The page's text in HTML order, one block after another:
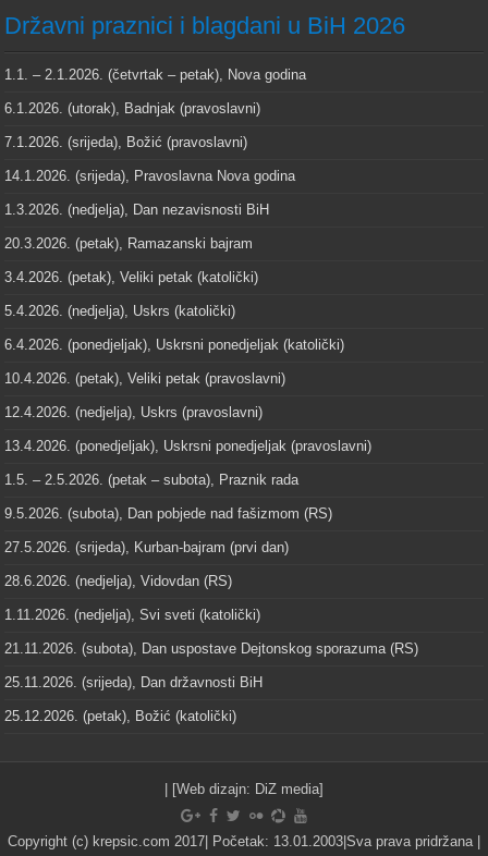
Državni praznici i blagdani u BiH 2026
1.1. – 2.1.2026. (četvrtak – petak), Nova godina
6.1.2026. (utorak), Badnjak (pravoslavni)
7.1.2026. (srijeda), Božić (pravoslavni)
14.1.2026. (srijeda), Pravoslavna Nova godina
1.3.2026. (nedjelja), Dan nezavisnosti BiH
20.3.2026. (petak), Ramazanski bajram
3.4.2026. (petak), Veliki petak (katolički)
5.4.2026. (nedjelja), Uskrs (katolički)
6.4.2026. (ponedjeljak), Uskrsni ponedjeljak (katolički)
10.4.2026. (petak), Veliki petak (pravoslavni)
12.4.2026. (nedjelja), Uskrs (pravoslavni)
13.4.2026. (ponedjeljak), Uskrsni ponedjeljak (pravoslavni)
1.5. – 2.5.2026. (petak – subota), Praznik rada
9.5.2026. (subota), Dan pobjede nad fašizmom (RS)
27.5.2026. (srijeda), Kurban-bajram (prvi dan)
28.6.2026. (nedjelja), Vidovdan (RS)
1.11.2026. (nedjelja), Svi sveti (katolički)
21.11.2026. (subota), Dan uspostave Dejtonskog sporazuma (RS)
25.11.2026. (srijeda), Dan državnosti BiH
25.12.2026. (petak), Božić (katolički)
| [Web dizajn: DiZ media]
Copyright (c) krepsic.com 2017| Početak: 13.01.2003|Sva prava pridržana |